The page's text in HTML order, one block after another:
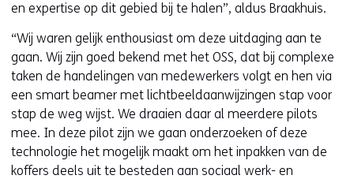
en expertise op dit gebied bij te halen”, aldus Braakhuis.
“Wij waren gelijk enthousiast om deze uitdaging aan te
gaan. Wij zijn goed bekend met het OSS, dat bij complexe
taken de handelingen van medewerkers volgt en hen via
een smart beamer met lichtbeeldaanwijzingen stap voor
stap de weg wijst. We draaien daar al meerdere pilots
mee. In deze pilot zijn we gaan onderzoeken of deze
technologie het mogelijk maakt om het inpakken van de
koffers deels uit te besteden aan sociaal werk- en